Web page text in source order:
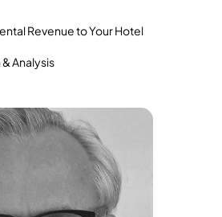
Revenue to Your Hotel
Analysis